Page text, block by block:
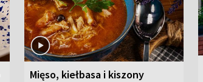
Mięso, kiełbasa i kiszony